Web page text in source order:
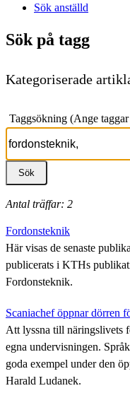
Sök anställd
Sök på tagg
Kategoriserade
Taggsökning (Ange
Antal träffar: 2
Fordonsteknik
Här visas de senaste
publicerats i KTHs
Fordonsteknik.
Scaniachef öppnar dörren
Att lyssna till näringslivets
egna undervisningen.
goda exempel under den
Harald Ludanek.